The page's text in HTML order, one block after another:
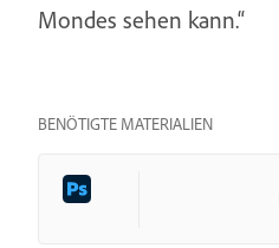
Mondes sehen kann.“
BENÖTIGTE MATERIALIEN